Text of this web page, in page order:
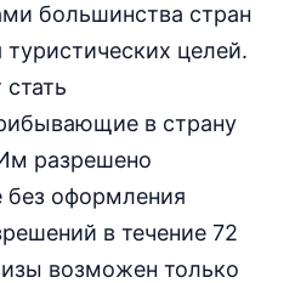
большинства стран
целей.
в страну
разрешено
без оформления
в течение 72
возможен только